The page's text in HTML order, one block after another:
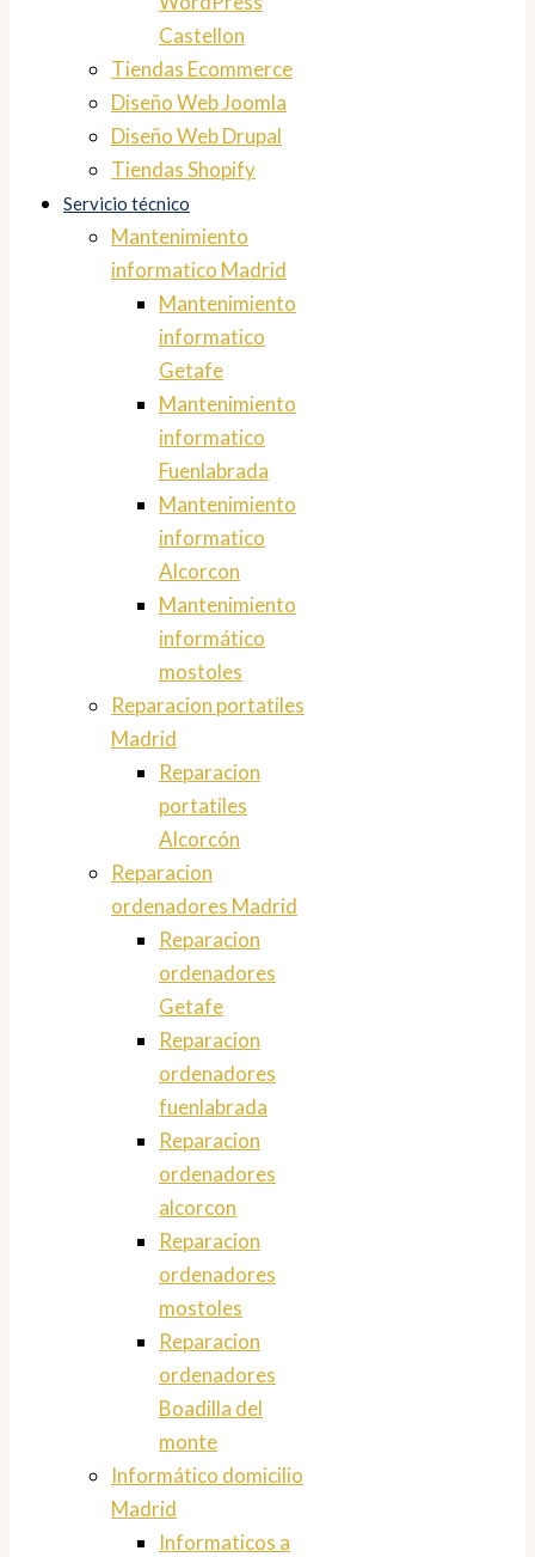
Castellon
Tiendas Ecommerce
Diseño Web Joomla
Diseño Web Drupal
Tiendas Shopify
Servicio técnico
Mantenimiento
informatico Madrid
Mantenimiento
informatico
Getafe
Mantenimiento
informatico
Fuenlabrada
Mantenimiento
informatico
Alcorcon
Mantenimiento
informático
mostoles
Reparacion portatiles
Madrid
Reparacion
portatiles
Alcorcón
Reparacion
ordenadores Madrid
Reparacion
ordenadores
Getafe
Reparacion
ordenadores
fuenlabrada
Reparacion
ordenadores
alcorcon
Reparacion
ordenadores
mostoles
Reparacion
ordenadores
Boadilla del
monte
Informático domicilio
Madrid
Informaticos a